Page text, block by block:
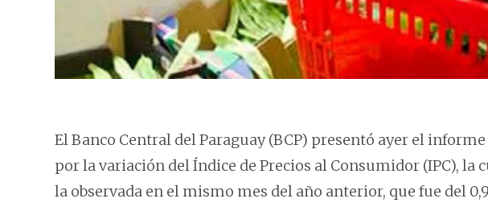
El Banco Central del Paraguay (BCP) presentó ayer el
por la variación del Índice de Precios al Consumidor (IPC), la
la observada en el mismo mes del año anterior, que fue del